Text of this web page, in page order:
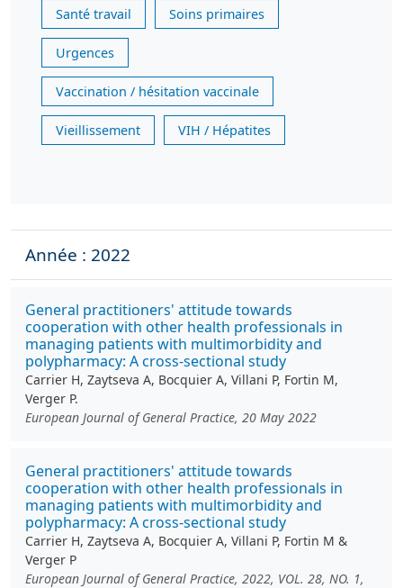
Santé travail Soins primaires
Urgences
Vaccination / hésitation vaccinale
Vieillissement VIH / Hépatites
Année : 2022
General practitioners' attitude towards
cooperation with other health professionals in
managing patients with multimorbidity and
polypharmacy: A cross-sectional study
Carrier H, Zaytseva A, Bocquier A, Villani P, Fortin M,
Verger P.
European Journal of General Practice, 20 May 2022
General practitioners' attitude towards
cooperation with other health professionals in
managing patients with multimorbidity and
polypharmacy: A cross-sectional study
Carrier H, Zaytseva A, Bocquier A, Villani P, Fortin M &
Verger P
European Journal of General Practice, 2022, VOL. 28, NO. 1,